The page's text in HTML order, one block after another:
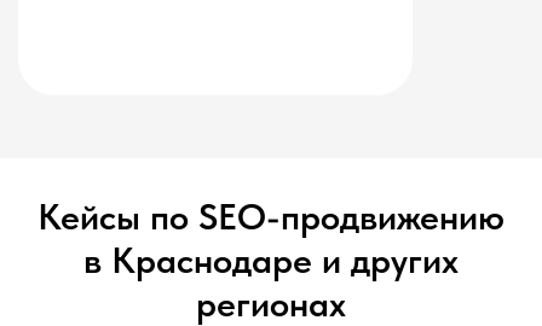
Кейсы по SEO-продвижению
в Краснодаре и других
регионах